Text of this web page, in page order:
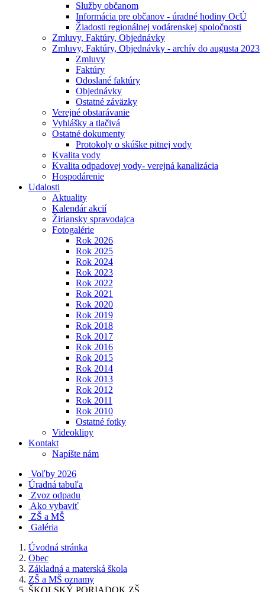
Služby občanom
Informácia pre občanov - úradné hodiny OcÚ
Žiadosti regionálnej vodárenskej spoločnosti
Zmluvy, Faktúry, Objednávky
Zmluvy, Faktúry, Objednávky - archív do augusta 2023
Zmluvy
Faktúry
Odoslané faktúry
Objednávky
Ostatné záväzky
Verejné obstarávanie
Vyhlášky a tlačivá
Ostatné dokumenty
Protokoly o skúške pitnej vody
Kvalita vody
Kvalita odpadovej vody- verejná kanalizácia
Hospodárenie
Udalosti
Aktuality
Kalendár akcií
Žiriansky spravodajca
Fotogalérie
Rok 2026
Rok 2025
Rok 2024
Rok 2023
Rok 2022
Rok 2021
Rok 2020
Rok 2019
Rok 2018
Rok 2017
Rok 2016
Rok 2015
Rok 2014
Rok 2013
Rok 2012
Rok 2011
Rok 2010
Ostatné fotky
Videoklipy
Kontakt
Napíšte nám
Voľby 2026
Úradná tabuľa
Zvoz odpadu
Ako vybaviť
ZŠ a MŠ
Galéria
Úvodná stránka
Obec
Základná a materská škola
ZŠ a MŠ oznamy
ŠKOLSKÝ PORIADOK ZŠ